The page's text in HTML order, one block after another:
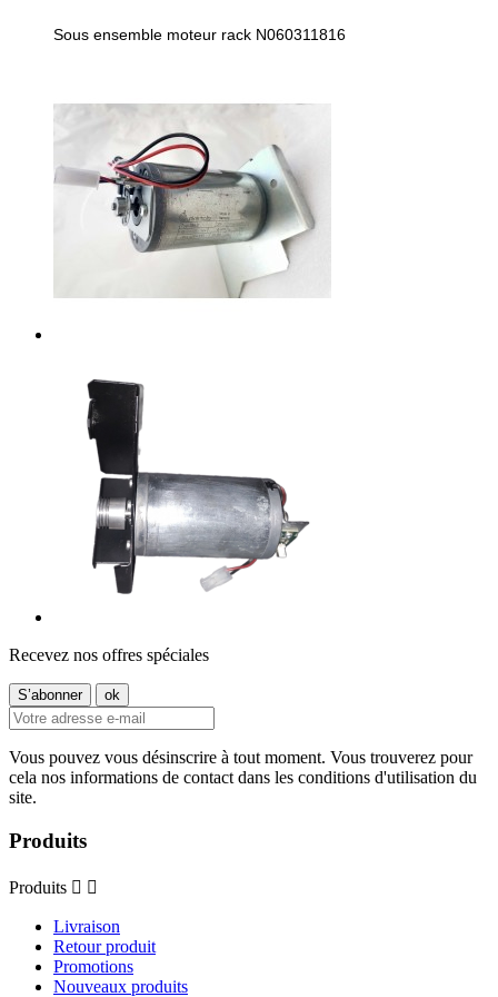
Sous ensemble moteur rack N060311816
Recevez nos offres spéciales
Vous pouvez vous désinscrire à tout moment. Vous trouverez pour
cela nos informations de contact dans les conditions d'utilisation du
site.
Produits
Produits  
Livraison
Retour produit
Promotions
Nouveaux produits